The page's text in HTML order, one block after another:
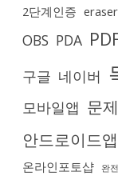
2단계인증 eraser
OBS PDA
구글 네이버
모바일앱 문
안드로이드앱
온라인포토샵 완